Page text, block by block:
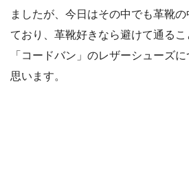
ましたが、今日はその中でも革靴
ており、革靴好きなら避けて通る
「コードバン」のレザーシューズ
思います。